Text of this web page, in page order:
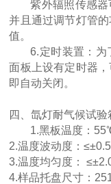
紫外辐照传感器
并且通过调节灯管
值。
6.定时装置：为
面板上设有定时器
即自动关闭。
四、氙灯耐气候试验
1.黑板温度：
2.温度波动度：
3.温度均匀度：
4.样品托盘尺寸：